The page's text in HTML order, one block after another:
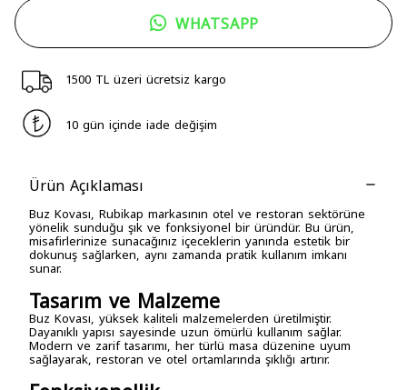
WHATSAPP
1500 TL üzeri ücretsiz kargo
10 gün içinde iade değişim
Ürün Açıklaması
Buz Kovası, Rubikap markasının otel ve restoran sektörüne
yönelik sunduğu şık ve fonksiyonel bir üründür. Bu ürün,
misafirlerinize sunacağınız içeceklerin yanında estetik bir
dokunuş sağlarken, aynı zamanda pratik kullanım imkanı
sunar.
Tasarım ve Malzeme
Buz Kovası, yüksek kaliteli malzemelerden üretilmiştir.
Dayanıklı yapısı sayesinde uzun ömürlü kullanım sağlar.
Modern ve zarif tasarımı, her türlü masa düzenine uyum
sağlayarak, restoran ve otel ortamlarında şıklığı artırır.